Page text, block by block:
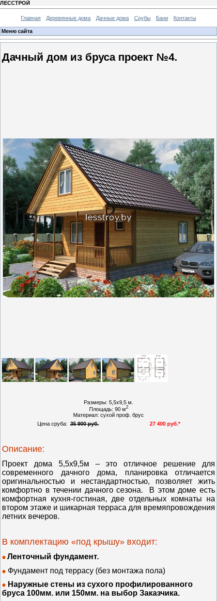
ЛЕССТРОЙ
Главная Деревянные дома Дачные дома Срубы Бани Контакты
Меню сайта
Дачный дом из бруса проект №4.
Размеры: 5,5х9,5 м.
Площадь: 90 м2
Материал: сухой проф. брус
Цена сруба:35 900 руб. 27 400 руб.*
Описание:
Проект дома 5,5х9,5м – это отличное решение для
современного дачного дома, планировка отличается
оригинальностью и нестандартностью, позволяет жить
комфортно в течении дачного сезона. В этом доме есть
комфортная кухня-гостиная, две отдельных комнаты на
втором этаже и шикарная терраса для времяпровождения
летних вечеров.
В комплектацию «под крышу» входит:
Ленточный фундамент.
Фундамент под террасу (без монтажа пола)
Наружные стены из сухого профилированного
бруса 100мм. или 150мм. на выбор Заказчика.